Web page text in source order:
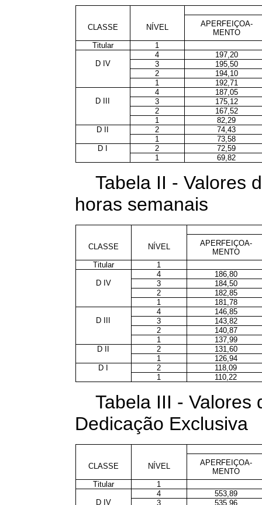
CLASSE NÍVEL
APERFEIÇOA-
MENTO
Titular
1
4
197,20
D IV
3
195,50
2
194,10
1
192,71
4
187,05
D III
3
175,12
2
167,52
1
82,29
D II
2
74,43
1
73,58
D I
2
72,59
1
69,82
Tabela II - Valores
horas semanais
CLASSE NÍVEL
APERFEIÇOA-
MENTO
Titular
1
4
186,80
D IV
3
184,50
2
182,85
1
181,78
4
146,85
D III
3
143,82
2
140,87
1
137,99
D II
2
131,60
1
126,94
D I
2
118,09
1
110,22
Tabela III - Valores
Dedicação Exclusiva
CLASSE NÍVEL
APERFEIÇOA-
MENTO
Titular
1
4
553,89
D IV
3
535,96